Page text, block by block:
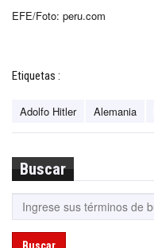
EFE/Foto: peru.com
Etiquetas :
Adolfo Hitler Alemania
Buscar